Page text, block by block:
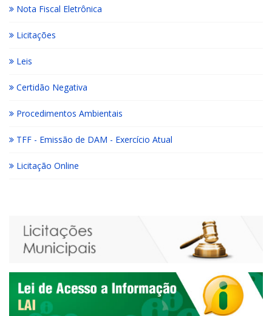
Nota Fiscal Eletrônica
Licitações
Leis
Certidão Negativa
Procedimentos Ambientais
TFF - Emissão de DAM - Exercício Atual
Licitação Online